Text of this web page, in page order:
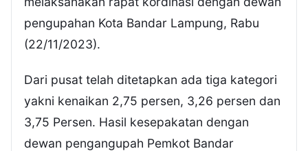
pengupahan Kota Bandar Lampung, Rabu
(22/11/2023).
Dari pusat telah ditetapkan ada tiga kategori
yakni kenaikan 2,75 persen, 3,26 persen dan
3,75 Persen. Hasil kesepakatan dengan
dewan pengangupah Pemkot Bandar